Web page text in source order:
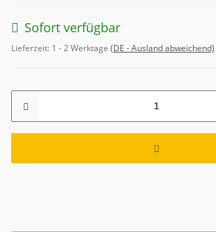
Sofort verfügbar
Lieferzeit: 1 - 2 Werktage (DE - Ausland abweichend)